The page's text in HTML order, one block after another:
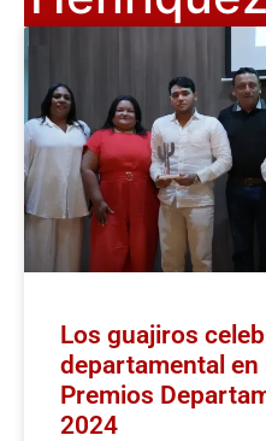
Los guajiros
departamental en
Premios
2024